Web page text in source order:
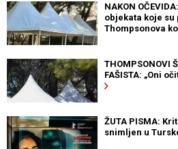
NAKON
objekata koje
Thompsonova
THOMPSONOVI
FAŠISTA: „Oni
ŽUTA PISMA:
snimljen u